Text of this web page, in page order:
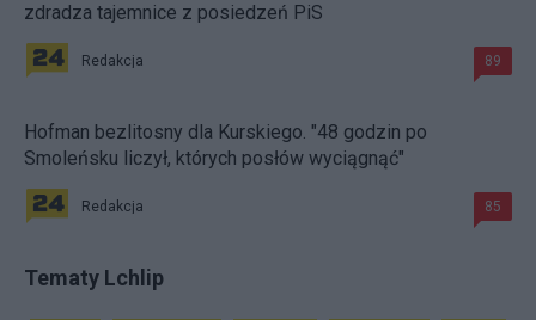
zdradza tajemnice z posiedzeń PiS
Redakcja 89
Hofman bezlitosny dla Kurskiego. "48 godzin po
Smoleńsku liczył, których posłów wyciągnąć"
Redakcja 85
Tematy Lchlip